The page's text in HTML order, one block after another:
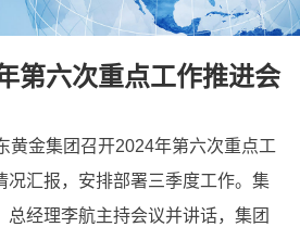
第六次重点工作推进会
黄金集团召开2024年第六次重点工
况汇报，安排部署三季度工作。集
总经理李航主持会议并讲话，集团